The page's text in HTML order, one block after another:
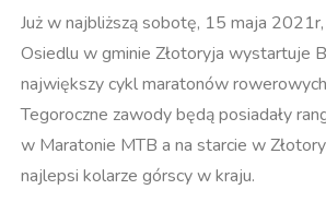
Już w najbliższą sobotę, 15 maja
Osiedlu w gminie Złotoryja wystartuje
największy cykl maratonów
Tegoroczne zawody będą posiadały
w Maratonie MTB a na starcie w
najlepsi kolarze górscy w kraju.